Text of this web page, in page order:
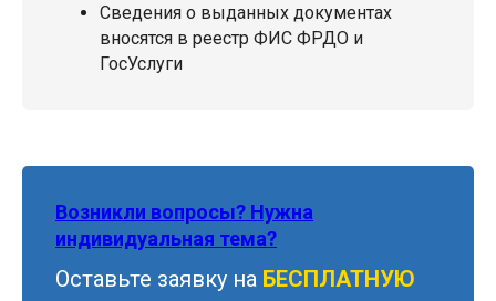
Сведения о выданных документах
вносятся в реестр ФИС ФРДО и
ГосУслуги
Возникли вопросы? Нужна
индивидуальная тема?
Оставьте заявку на БЕСПЛАТНУЮ